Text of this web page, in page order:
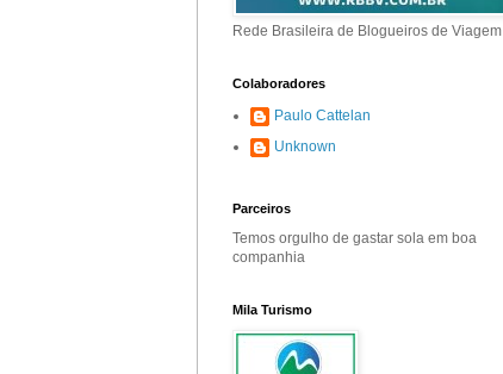
Rede Brasileira de Blogueiros de Viagem
Colaboradores
Paulo Cattelan
Unknown
Parceiros
Temos orgulho de gastar sola em boa
companhia
Mila Turismo